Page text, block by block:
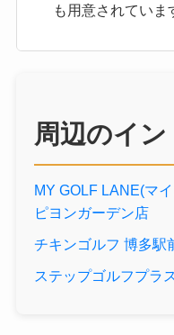
も用意されていま
周辺のイ
MY GOLF LANE(マ
ピヨンガーデン店
チキンゴルフ 博多駅
ステップゴルフプラ